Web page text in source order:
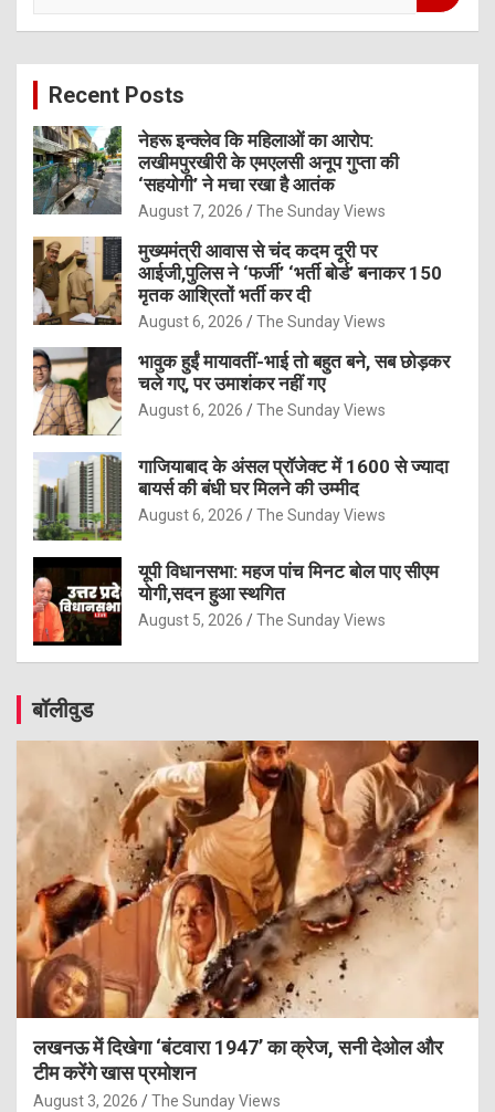
c
Recent Posts
नेहरू इन्क्लेव कि महिलाओं का आरोप:
लखीमपुरखीरी के एमएलसी अनूप गुप्ता की
‘सहयोगी’ ने मचा रखा है आतंक
August 7, 2026 The Sunday Views
मुख्यमंत्री आवास से चंद कदम दूरी पर
आईजी,पुलिस ने ‘फर्जी’ ‘भर्ती बोर्ड’ बनाकर 150
मृतक आश्रितों भर्ती कर दी
August 6, 2026 The Sunday Views
भावुक हुईं मायावतीं-भाई तो बहुत बने, सब छोड़कर
चले गए, पर उमाशंकर नहीं गए
August 6, 2026 The Sunday Views
गाजियाबाद के अंसल प्रॉजेक्ट में 1600 से ज्यादा
बायर्स की बंधी घर मिलने की उम्मीद
August 6, 2026 The Sunday Views
यूपी विधानसभा: महज पांच मिनट बोल पाए सीएम
योगी,सदन हुआ स्थगित
August 5, 2026 The Sunday Views
बॉलीवुड
लखनऊ में दिखेगा ‘बंटवारा 1947’ का क्रेज, सनी देओल और
टीम करेंगे खास प्रमोशन
August 3, 2026 The Sunday Views